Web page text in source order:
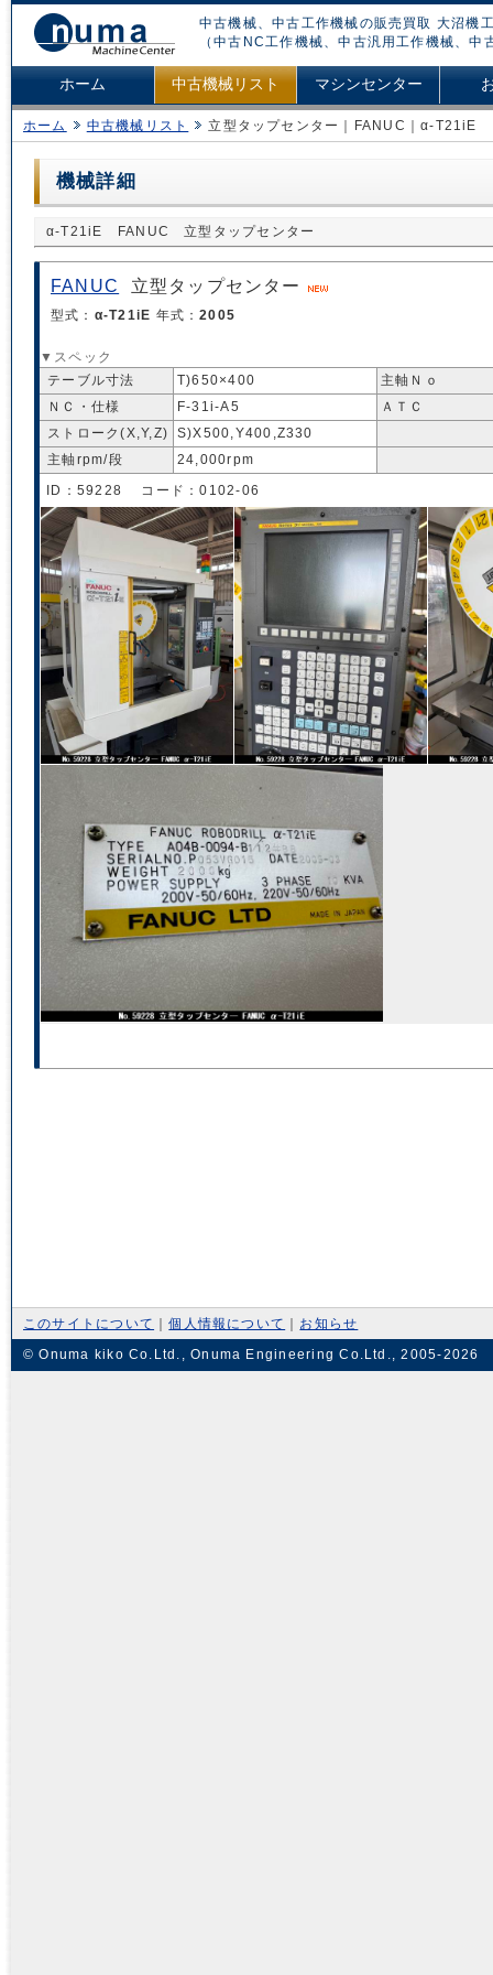
中古機械、中古工作機械の販売買取 大沼機
（中古NC工作機械、中古汎用工作機械、
ホーム 中古機械リスト マシンセンター
ホーム 中古機械リスト 立型タップセンター｜FANUC｜α-T21iE
機械詳細
α-T21iE FANUC 立型タップセンター
FANUC 立型タップセンター
型式： α-T21iE 年式：2005
▼スペック
テーブル寸法
T)650×400
主軸Ｎｏ
ＮＣ・仕様
F-31i-A5
ＡＴＣ
ストローク(X,Y,Z)
S)X500,Y400,Z330
主軸rpm/段
24,000rpm
ID：59228 コード：0102-06
このサイトについて ｜個人情報について
お知らせ
© Onuma kiko Co.Ltd., Onuma Engineering Co.Ltd., 2005-2026